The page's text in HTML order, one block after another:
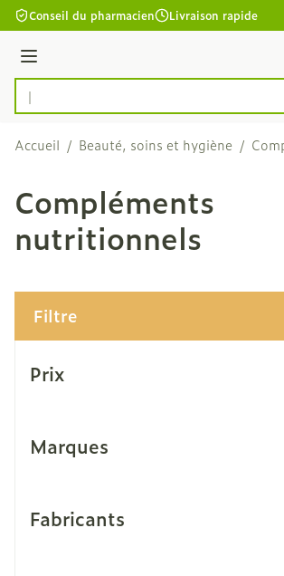
Aller au contenu
Conseil du pharmacien Livraison rapide
Menu
Rechercher
Accueil / Beauté, soins et hygiène /
Compléments
nutritionnels
Filtre
Prix
Marques
Fabricants